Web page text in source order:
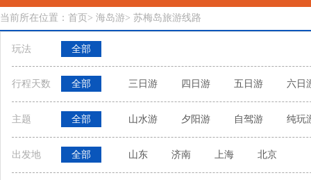
当前所在位置：首页 > 海岛游> 苏梅岛旅游线路
玩法 全部
行程天数 全部 三日游 四日游 五日游 六日
主题 全部 山水游 夕阳游 自驾游 纯玩
出发地 全部 山东 济南 上海 北京